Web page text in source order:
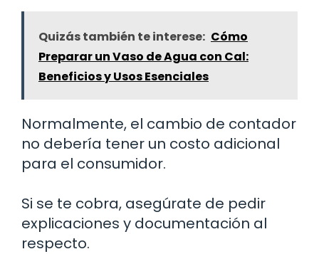
Quizás también te interese: Cómo
Preparar un Vaso de Agua con Cal:
Beneficios y Usos Esenciales
Normalmente, el cambio de contador
no debería tener un costo adicional
para el consumidor.
Si se te cobra, asegúrate de pedir
explicaciones y documentación al
respecto.